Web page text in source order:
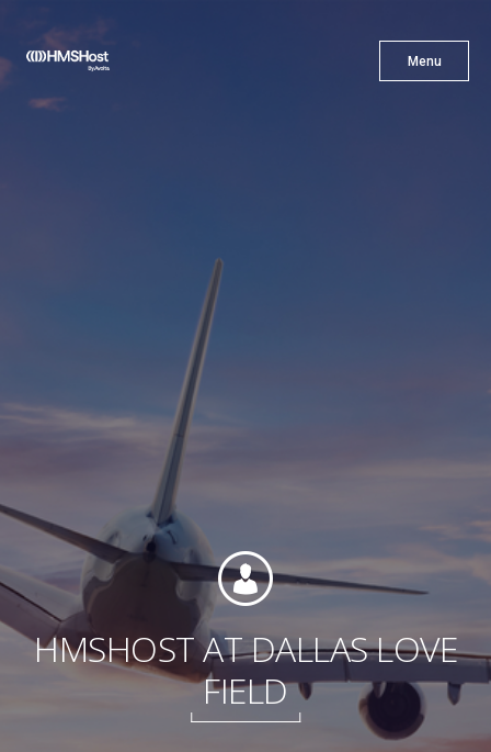
Menu
Menu X
Innovación
Asóciate con Nosotros
Fundación
Sustentabilidad
HMSHOST AT DALLAS LOVE
FIELD